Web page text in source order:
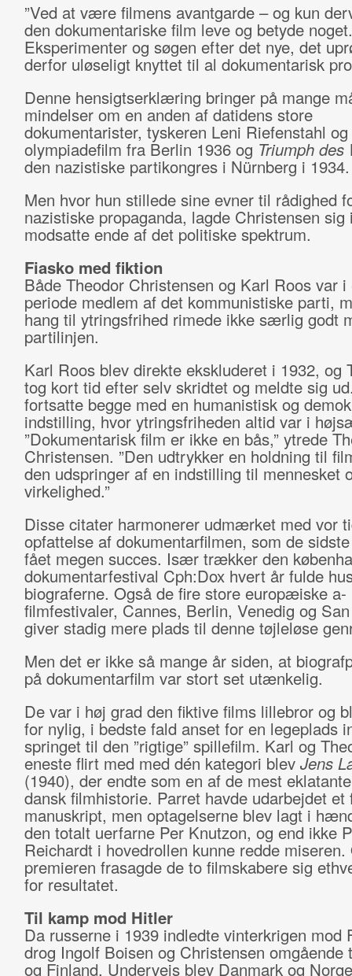
”Ved at være filmens avantgarde – og kun
den dokumentariske film leve og betyde noget.
Eksperimenter og søgen efter det nye, det
derfor uløseligt knyttet til al dokumentarisk
Denne hensigtserklæring bringer på mange
mindelser om en anden af datidens store
dokumentarister, tyskeren Leni Riefenstahl
olympiadefilm fra Berlin 1936 og Triumph des
den nazistiske partikongres i Nürnberg i 1934.
Men hvor hun stillede sine evner til rådighed
nazistiske propaganda, lagde Christensen sig
modsatte ende af det politiske spektrum.
Fiasko med fiktion
Både Theodor Christensen og Karl Roos var
periode medlem af det kommunistiske parti,
hang til ytringsfrihed rimede ikke særlig godt
partilinjen.
Karl Roos blev direkte ekskluderet i 1932, og
tog kort tid efter selv skridtet og meldte sig
fortsatte begge med en humanistisk og
indstilling, hvor ytringsfriheden altid var i
”Dokumentarisk film er ikke en bås,” ytrede
Christensen. ”Den udtrykker en holdning til
den udspringer af en indstilling til mennesket
virkelighed.”
Disse citater harmonerer udmærket med vor
opfattelse af dokumentarfilmen, som de
fået megen succes. Især trækker den
dokumentarfestival Cph:Dox hvert år fulde
biograferne. Også de fire store europæiske a-
filmfestivaler, Cannes, Berlin, Venedig og
giver stadig mere plads til denne tøjleløse
Men det er ikke så mange år siden, at
på dokumentarfilm var stort set utænkelig.
De var i høj grad den fiktive films lillebror og
for nylig, i bedste fald anset for en legeplads
springet til den ”rigtige” spillefilm. Karl og
eneste flirt med med dén kategori blev Jens
(1940), der endte som en af de mest
dansk filmhistorie. Parret havde udarbejdet et
manuskript, men optagelserne blev lagt i
den totalt uerfarne Per Knutzon, og end ikke
Reichardt i hovedrollen kunne redde
premieren frasagde de to filmskabere sig
for resultatet.
Til kamp mod Hitler
Da russerne i 1939 indledte vinterkrigen mod
drog Ingolf Boisen og Christensen omgående
og Finland. Undervejs blev Danmark og